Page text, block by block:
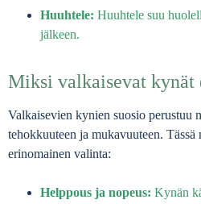
Huuhtele: Huuhtele suu
jälkeen.
Miksi valkaisevat kynät
Valkaisevien kynien suosio perustuu
tehokkuuteen ja mukavuuteen.
erinomainen valinta:
Helppous ja nopeus: Kynän